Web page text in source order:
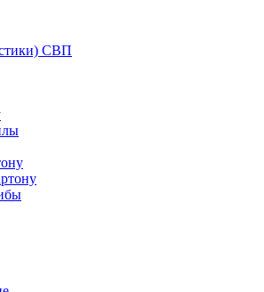
СВП